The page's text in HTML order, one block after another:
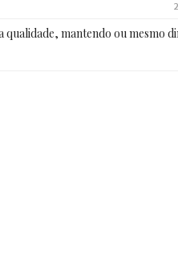
qualidade, mantendo ou mesmo